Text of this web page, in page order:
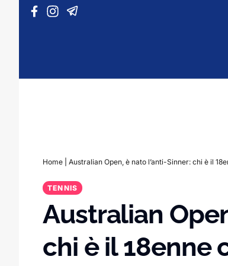
Vai al contenuto
Home Australian Open, è nato l’anti-Sinner: chi è il
TENNIS
Australian
chi è il 18enne